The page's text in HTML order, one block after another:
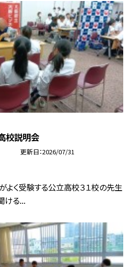
校説明会
更新日 2026/07/31
よく受験する公立高校３１校の先生
ける...